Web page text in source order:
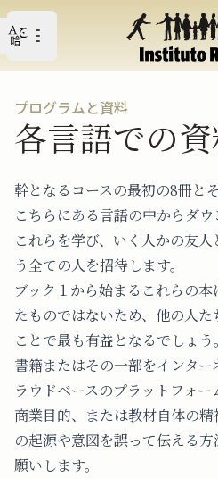
メイン・メニューを開く
Open user menu
プログラムと資料
各言語での
幹となるコースの最初の8冊と
こちらにある言語の中からダウ
これらを学び、いく人かの友
う全ての人を招待します。
ブック１から始まるこれらの
たものではないため、他の人
ことで最も有益となるでしょう。
書籍またはその一部をインタ
ラウドベースのプラットフォー
商業目的、または教材自体の
の起源や意図を誤って伝える
願いします。